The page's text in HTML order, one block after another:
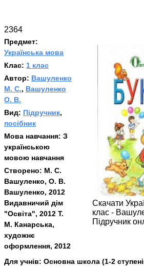
2364
Скачати
клас -
Підручник
Предмет:
Українська мова
Клас: 1 клас
Автор: Вашуленко
М. С., Вашуленко
О. В.
Вид: Підручник,
посібник
Мова навчання: З
українською
мовою навчання
Створено: М. С.
Вашуленко, О. В.
Вашуленко, 2012
Видавничий дім
"Освіта", 2012 Т.
М. Канарська,
художнє
оформлення, 2012
Для учнів: Основна школа (1-2